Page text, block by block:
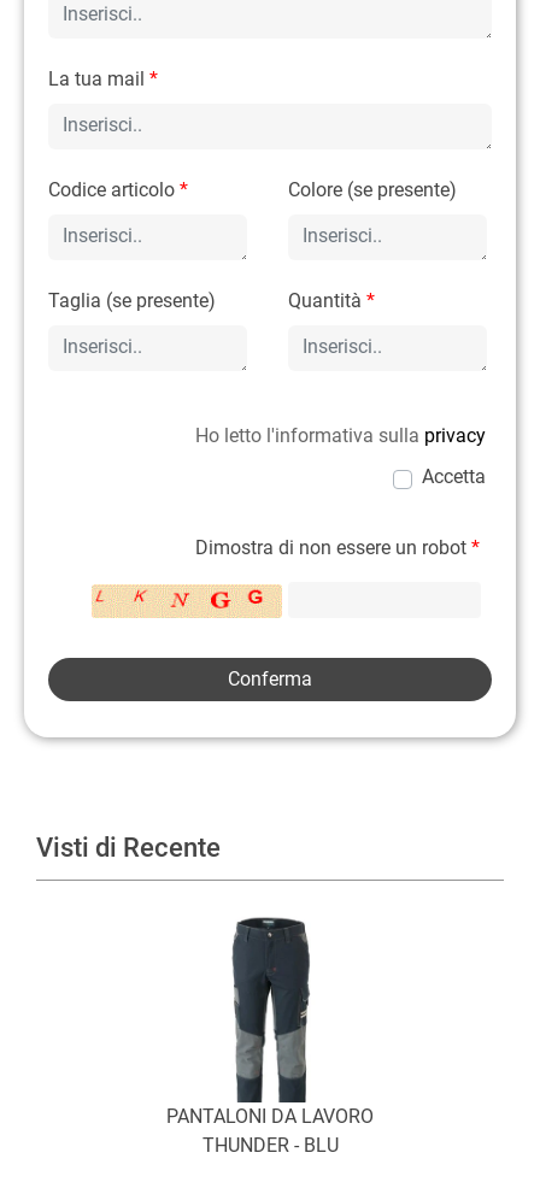
La tua mail *
Codice articolo * Colore (se presente)
Taglia (se presente) Quantità*
Ho letto l'informativa sulla privacy
Accetta
Dimostra di non essere un robot *
Visti di Recente
PANTALONI DA LAVORO
THUNDER - BLU